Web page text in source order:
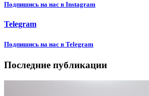
Подпишиcь на нас в Instagram
Telegram
Подпишиcь на нас в Telegram
Последние публикации